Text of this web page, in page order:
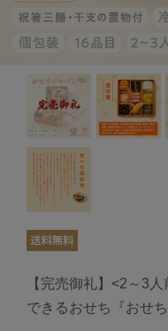
【完売御礼】<2～3
できるおせち『おせち